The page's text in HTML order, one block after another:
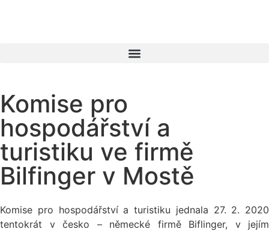
Komise pro
hospodářství a
turistiku ve firmě
Bilfinger v Mostě
Komise pro hospodářství a turistiku jednala 27. 2. 2020
tentokrát v česko – německé firmě Biflinger, v jejím